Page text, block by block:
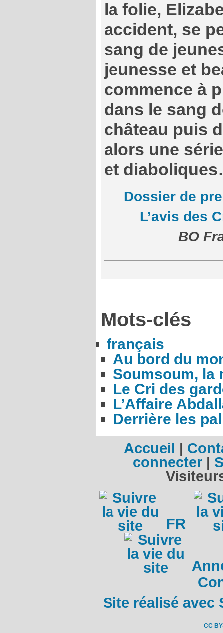
la folie,
accident, se
sang de
jeunesse et
commence à
dans le sang
château puis
alors une
et
Dossier de
L’avis des
BO
Mots-clés
français
Au bord du
Soumsoum, la
Le Cri des
L’Affaire
Derrière les
Accueil |
connecter |
FR
Site réalisé avec
CC